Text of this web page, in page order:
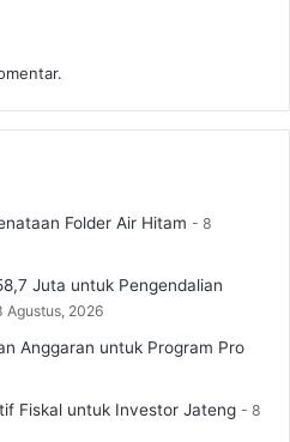
Folder Air Hitam
8
Juta untuk Pengendalian
Agustus, 2026
Anggaran untuk Program Pro
Fiskal untuk Investor Jateng
8